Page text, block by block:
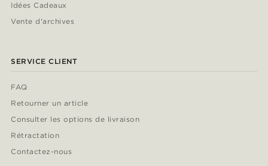
Idées Cadeaux
Vente d'archives
SERVICE CLIENT
FAQ
Retourner un article
Consulter les options de livraison
Rétractation
Contactez-nous